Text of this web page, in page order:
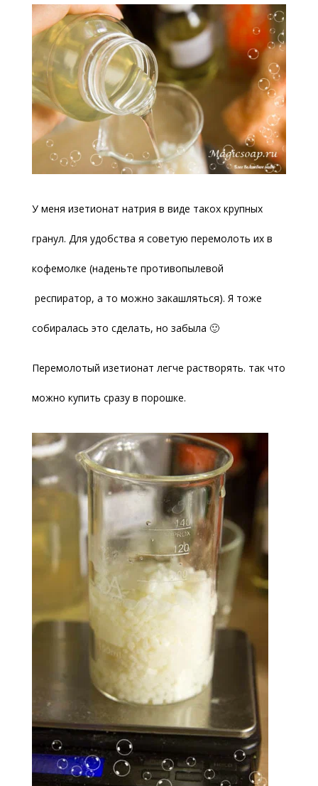
У меня изетионат натрия в виде такох крупных
гранул. Для удобства я советую перемолоть их в
кофемолке (наденьте противопылевой
респиратор, а то можно закашляться). Я тоже
собиралась это сделать, но забыла 🙂
Перемолотый изетионат легче растворять. так что
можно купить сразу в порошке.